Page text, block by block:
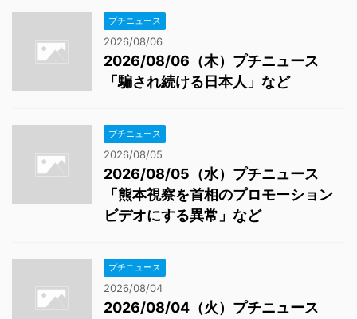
プチニュース
2026/08/06
2026/08/06（木）プチニュース
「騙され続ける日本人」など
プチニュース
2026/08/05
2026/08/05（水）プチニュース
「熊本視察を首相のプロモーション
ビデオにする異常」など
プチニュース
2026/08/04
2026/08/04（火）プチニュース